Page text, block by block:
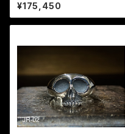
¥175,450